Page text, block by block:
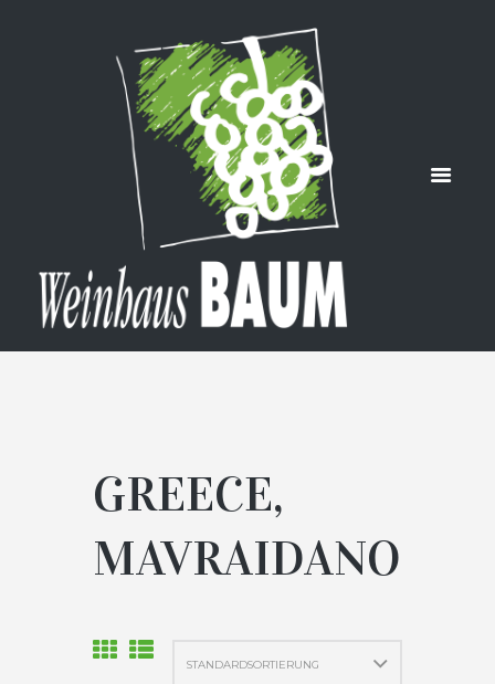
MAVRAIDA
NO
HOME
GREECE, MAVRAIDANO
GREECE,
MAVRAIDANO